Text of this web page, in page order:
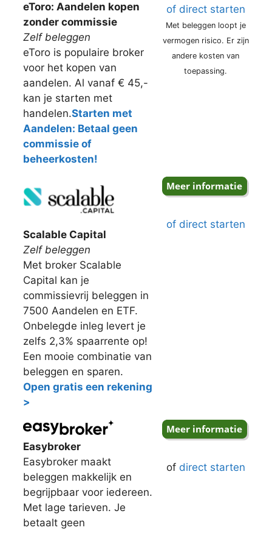
eToro: Aandelen kopen
zonder commissie
Zelf beleggen
eToro is populaire broker
voor het kopen van
aandelen. Al vanaf € 45,-
kan je starten met
handelen.Starten met
Aandelen: Betaal geen
commissie of
beheerkosten!
of direct starten
Met beleggen loopt je
vermogen risico. Er zijn
andere kosten van
toepassing.
Scalable Capital
Zelf beleggen
Met broker Scalable
Capital kan je
commissievrij beleggen in
7500 Aandelen en ETF.
Onbelegde inleg levert je
zelfs 2,3% spaarrente op!
Een mooie combinatie van
beleggen en sparen.
Open gratis een rekening
>
of direct starten
Easybroker
Easybroker maakt
beleggen makkelijk en
begrijpbaar voor iedereen.
Met lage tarieven. Je
betaalt geen
of direct starten